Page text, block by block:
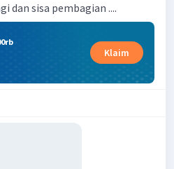
dan sisa pembagian ....
Klaim